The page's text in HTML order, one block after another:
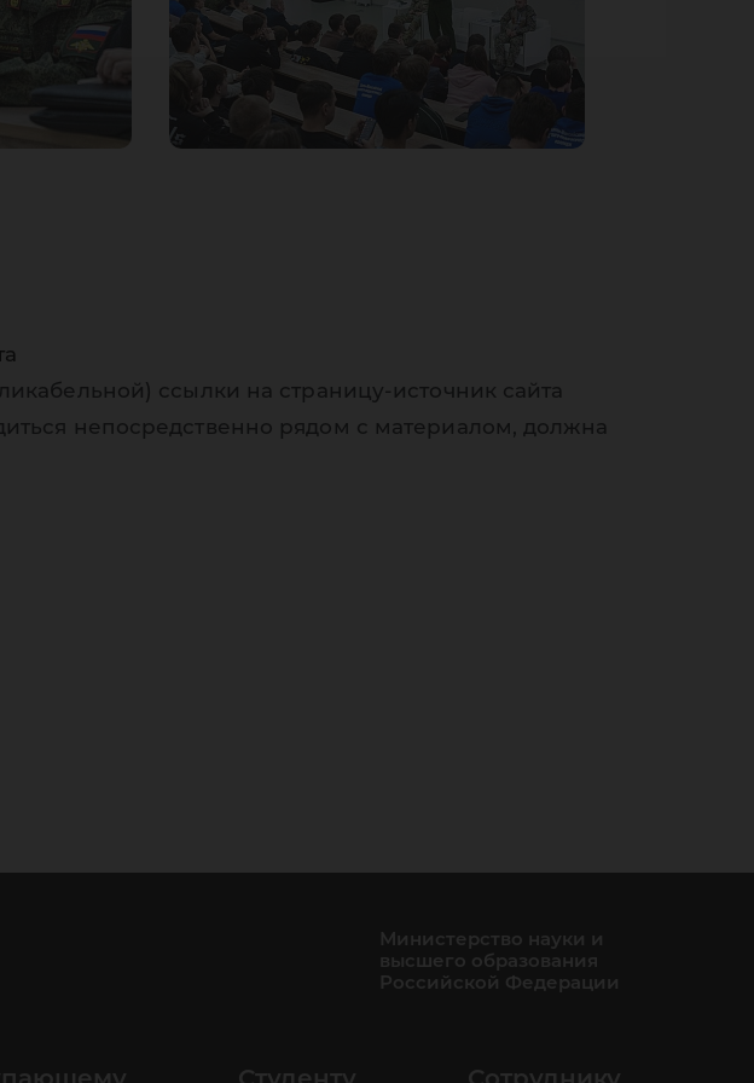
ссылки на страницу-источник сайта
непосредственно рядом с материалом, должна
Министерство науки и
высшего образования
Российской Федерации